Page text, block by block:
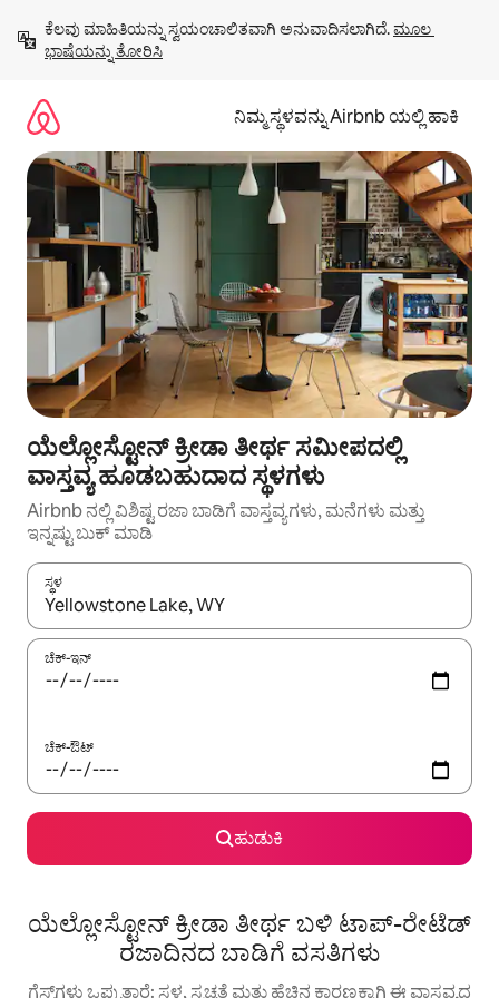
ಹೋಗಿ
ಕೆಲವು ಮಾಹಿತಿಯನ್ನು ಸ್ವಯಂಚಾಲಿತವಾಗಿ ಅನುವಾದಿಸಲಾಗಿದೆ. ಮೂಲ
ಭಾಷೆಯನ್ನು ತೋರಿಸಿ
ನಿಮ್ಮ ಸ್ಥಳವನ್ನು Airbnb ಯಲ್ಲಿ ಹಾಕಿ
ಯೆಲ್ಲೋಸ್ಟೋನ್ ಕ್ರೀಡಾ ತೀರ್ಥ ಸಮೀಪದಲ್ಲಿ
ವಾಸ್ತವ್ಯ ಹೂಡಬಹುದಾದ ಸ್ಥಳಗಳು
Airbnb ನಲ್ಲಿ ವಿಶಿಷ್ಟ ರಜಾ ಬಾಡಿಗೆ ವಾಸ್ತವ್ಯಗಳು, ಮನೆಗಳು ಮತ್ತು
ಇನ್ನಷ್ಟು ಬುಕ್ ಮಾಡಿ
ಸ್ಥಳ
ಫಲಿತಾಂಶಗಳು ಲಭ್ಯವಿರುವಾಗ, ಅಪ್ ಮತ್ತು ಡೌನ್ ಬಾಣದ ಕೀಲಿಗಳೊಂದಿಗೆ
ಚೆಕ್-ಇನ್
ಚೆಕ್-ಔಟ್
ಹುಡುಕಿ
ಯೆಲ್ಲೋಸ್ಟೋನ್ ಕ್ರೀಡಾ ತೀರ್ಥ ಬಳಿ ಟಾಪ್-ರೇಟೆಡ್
ರಜಾದಿನದ ಬಾಡಿಗೆ ವಸತಿಗಳು
ಗೆಸ್ಟ್‌ಗಳು ಒಪ್ಪುತ್ತಾರೆ: ಸ್ಥಳ, ಸ್ವಚ್ಛತೆ ಮತ್ತು ಹೆಚ್ಚಿನ ಕಾರಣಕ್ಕಾಗಿ ಈ ವಾಸ್ತವ್ಯದ